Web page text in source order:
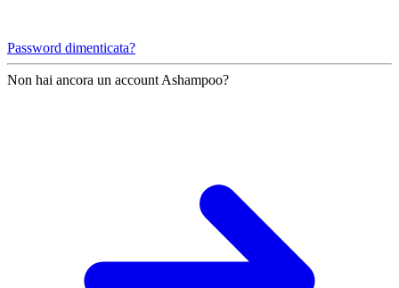
Password dimenticata?
Non hai ancora un account Ashampoo?